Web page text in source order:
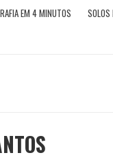
EM 4 MINUTOS SOLOS